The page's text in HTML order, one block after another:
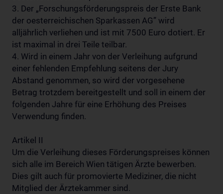
3. Der „Forschungsförderungspreis der Erste Bank
der oesterreichischen Sparkassen AG” wird
alljährlich verliehen und ist mit 7500 Euro dotiert. Er
ist maximal in drei Teile teilbar.
4. Wird in einem Jahr von der Verleihung aufgrund
einer fehlenden Empfehlung seitens der Jury
Abstand genommen, so wird der vorgesehene
Betrag trotzdem bereitgestellt und soll in einem der
folgenden Jahre für eine Erhöhung des Preises
Verwendung finden.
Artikel II
Um die Verleihung dieses Förderungspreises können
sich alle im Bereich Wien tätigen Ärzte bewerben.
Dies gilt auch für promovierte Mediziner, die nicht
Mitglied der Ärztekammer sind.